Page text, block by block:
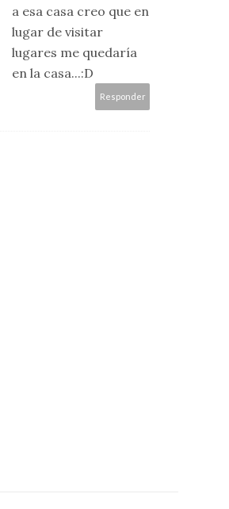
a esa casa creo que en
lugar de visitar
lugares me quedaría
en la casa...:D
Responder